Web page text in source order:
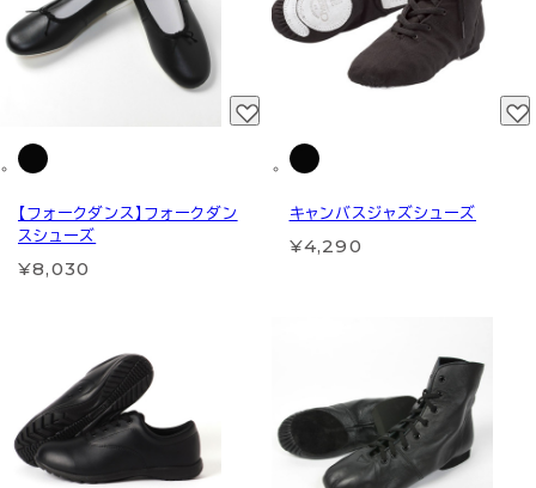
【フォークダンス】フォークダン
スシューズ
¥8,030
キャンバスジャズシューズ
¥4,290